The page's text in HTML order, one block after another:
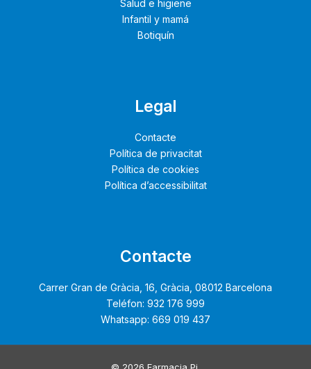
Salud e higiene
Infantil y mamá
Botiquín
Legal
Contacte
Política de privacitat
Política de cookies
Política d’accessibilitat
Contacte
Carrer Gran de Gràcia, 16, Gràcia, 08012 Barcelona
Teléfon: 932 176 999
Whatsapp: 669 019 437
© 2026 Farmacia Pi.